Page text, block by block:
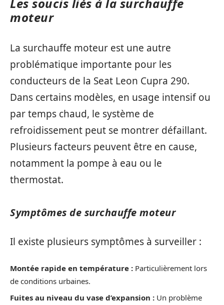
Les soucis liés à la surchauffe
moteur
La surchauffe moteur est une autre
problématique importante pour les
conducteurs de la Seat Leon Cupra 290.
Dans certains modèles, en usage intensif ou
par temps chaud, le système de
refroidissement peut se montrer défaillant.
Plusieurs facteurs peuvent être en cause,
notamment la pompe à eau ou le
thermostat.
Symptômes de surchauffe moteur
Il existe plusieurs symptômes à surveiller :
Montée rapide en température : Particulièrement lors
de conditions urbaines.
Fuites au niveau du vase d’expansion : Un problème